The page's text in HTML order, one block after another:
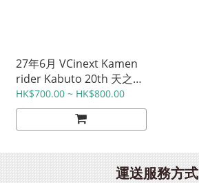
27年6月 VCinext Kamen
rider Kabuto 20th 天之繼
承者 連 Csm Atlas Zezter
日
HK$700.00 ~ HK$800.00
運送服務方式